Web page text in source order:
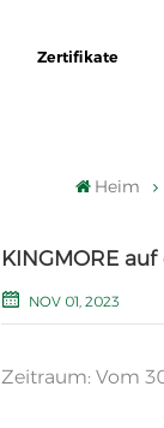
Zertifikate
Heim
KINGMORE auf
NOV 01, 2023
Zeitraum: Vom